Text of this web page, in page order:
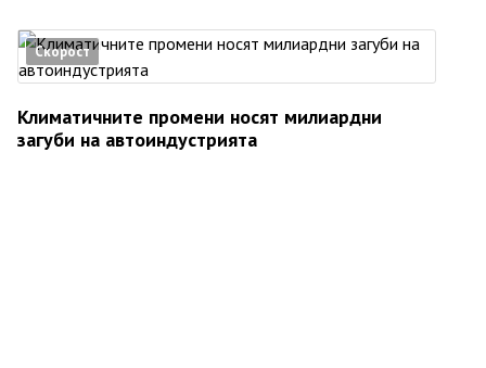
Скорост
Климатичните промени носят милиардни
загуби на автоиндустрията